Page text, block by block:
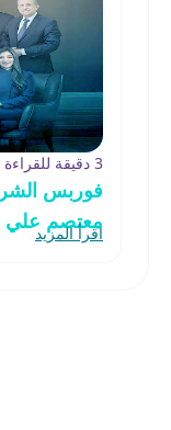
3 دقيقة للقراءة
فوربس
معتصم
اقرأ المزيد